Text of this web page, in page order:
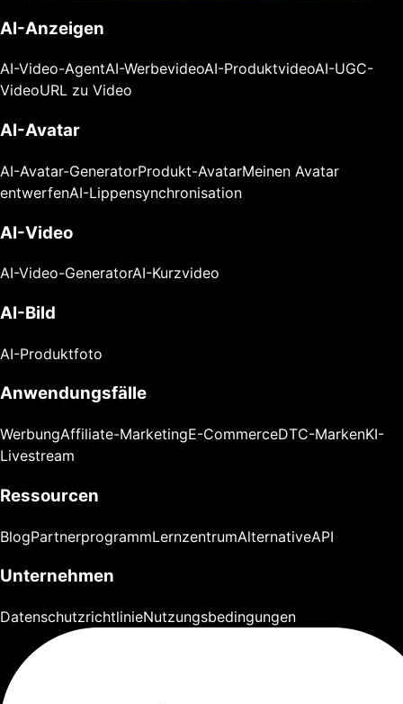
AI-Anzeigen
AI-Video-AgentAI-WerbevideoAI-ProduktvideoAI-UGC-
VideoURL zu Video
AI-Avatar
AI-Avatar-GeneratorProdukt-AvatarMeinen Avatar
entwerfenAI-Lippensynchronisation
AI-Video
AI-Video-GeneratorAI-Kurzvideo
AI-Bild
AI-Produktfoto
Anwendungsfälle
WerbungAffiliate-MarketingE-CommerceDTC-MarkenKI-
Livestream
Ressourcen
BlogPartnerprogrammLernzentrumAlternativeAPI
Unternehmen
DatenschutzrichtlinieNutzungsbedingungen